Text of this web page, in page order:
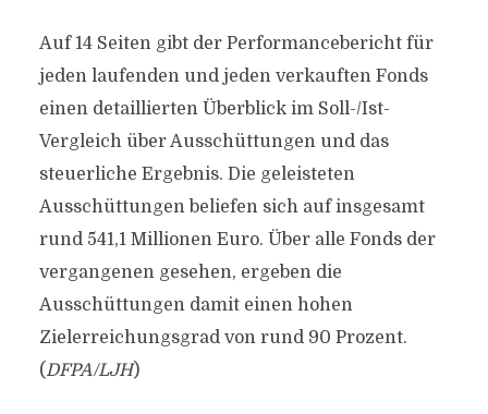
Auf 14 Seiten gibt der Performancebericht für
jeden laufenden und jeden verkauften Fonds
einen detaillierten Überblick im Soll-/Ist-
Vergleich über Ausschüttungen und das
steuerliche Ergebnis. Die geleisteten
Ausschüttungen beliefen sich auf insgesamt
rund 541,1 Millionen Euro. Über alle Fonds der
vergangenen gesehen, ergeben die
Ausschüttungen damit einen hohen
Zielerreichungsgrad von rund 90 Prozent.
(DFPA/LJH)